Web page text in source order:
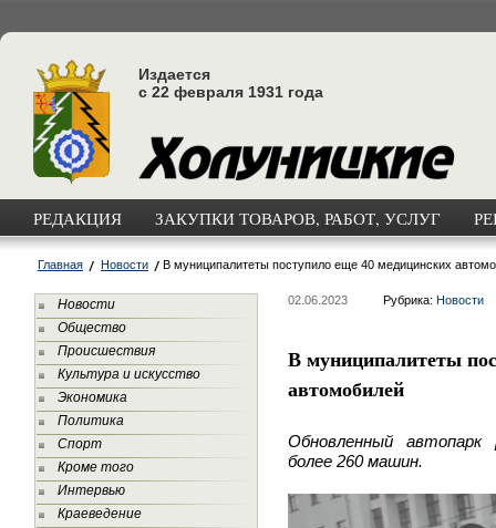
Издается
с 22 февраля 1931 года
РЕДАКЦИЯ ЗАКУПКИ ТОВАРОВ, РАБОТ, УСЛУГ
Главная Новости В муниципалитеты поступило еще 40 медицинских
Новости
Общество
Происшествия
Культура и искусство
Экономика
Политика
Спорт
Кроме того
Интервью
Краеведение
02.06.2023 Рубрика: Новости
В муниципалитеты
автомобилей
Обновленный
более 260 машин.